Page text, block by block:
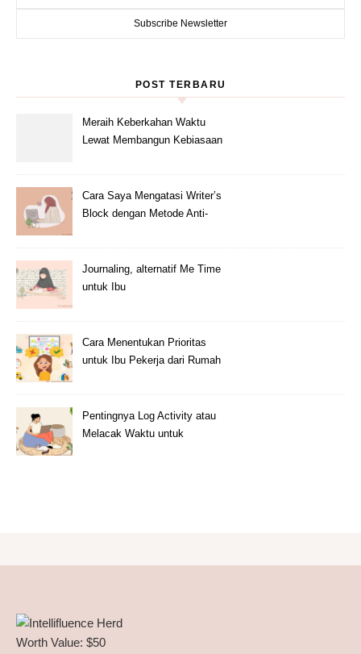
POST TERBARU
Meraih Keberkahan Waktu
Lewat Membangun Kebiasaan
Cara Saya Mengatasi Writer’s
Block dengan Metode Anti-
Journaling, alternatif Me Time
untuk Ibu
Cara Menentukan Prioritas
untuk Ibu Pekerja dari Rumah
Pentingnya Log Activity atau
Melacak Waktu untuk